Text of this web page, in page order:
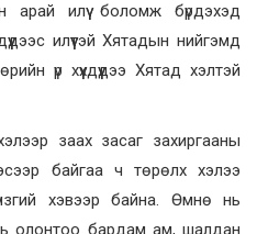
арай илүү боломж бүрдэхэд
илүүтэй Хятадын нийгэмд
үр хүүхдүүдээ Хятад хэлтэй
заах засаг захиргааны
байгаа ч төрөлх хэлээ
хэвээр байна. Өмнө нь
олонтоо бардам ам, шалдан